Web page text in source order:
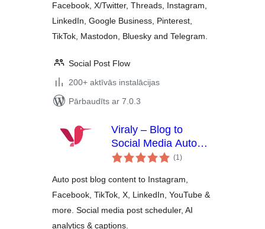
Facebook, X/Twitter, Threads, Instagram,
LinkedIn, Google Business, Pinterest,
TikTok, Mastodon, Bluesky and Telegram.
Social Post Flow
200+ aktīvās instalācijas
Pārbaudīts ar 7.0.3
Viraly – Blog to
Social Media Auto
Post, Scheduler &
(1vērtējumu
kopsumma
)
Auto post blog content to Instagram,
Facebook, TikTok, X, LinkedIn, YouTube &
more. Social media post scheduler, AI
analytics & captions.